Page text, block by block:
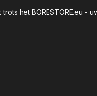
het BORESTORE.eu -